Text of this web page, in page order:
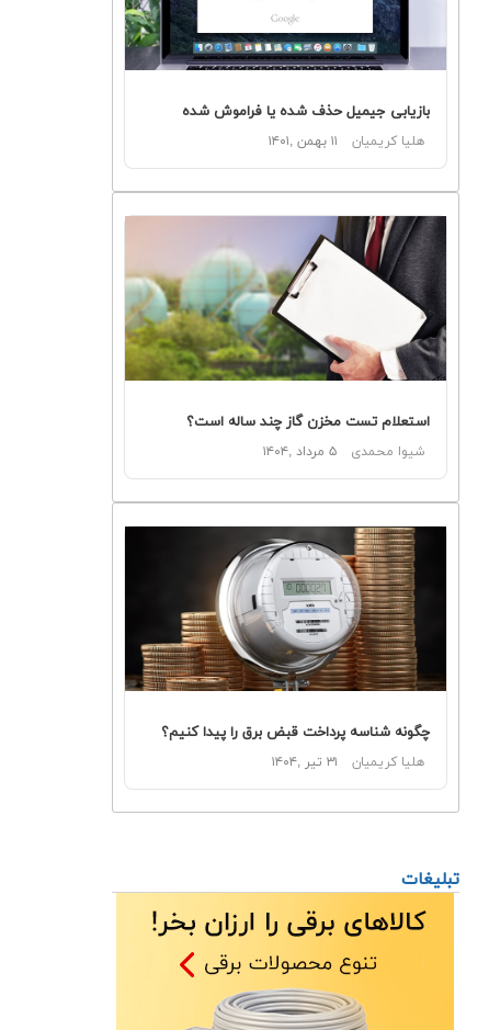
بازیابی جیمیل حذف شده یا فراموش شده
هلیا کریمیان ۱۱ بهمن ,۱۴۰۱
استعلام تست مخزن گاز چند ساله است؟
شیوا محمدی ۵ مرداد ,۱۴۰۴
چگونه شناسه پرداخت قبض برق را پیدا کنیم؟
هلیا کریمیان ۳۱ تیر ,۱۴۰۴
تبلیغات